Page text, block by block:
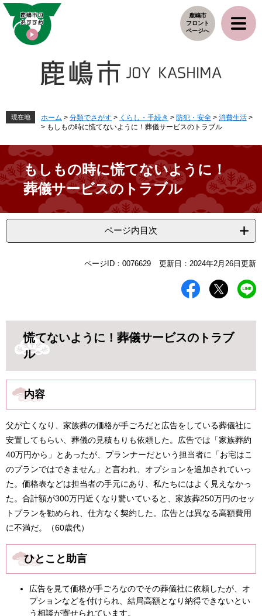
ペ
メ
鹿嶋市
フロント
ページへ
現在地 ホーム > 分類でさがす > くらし・手続き > 防犯・安全 > 消費生活 >
> もしもの時に慌てないように！葬儀サービスのトラブル
もしもの時に慌てないように！
葬儀サービスのトラブル
ページ内目次
ページID：0076629 更新日：2024年2月26日更新
慌てないように！葬儀サービスのトラブ
ル
内容
父が亡くなり、家族葬の価格が手ごろだと広告をしている葬儀社に
安置してもらい、葬儀の見積もりも依頼した。広告では「家族葬約
40万円から」とあったが、プランナーだという担当者に「お宅はこ
のプランではできません」と言われ、オプションを追加されていっ
た。価格表などは担当者の手元にあり、私たちにはよく見えなかっ
た。合計額が300万円近くなり驚いていると、家族葬250万円のセッ
トプランを勧められ、仕方なく契約した。広告とは異なる高額費用
に不満だ。（60歳代）
ひとこと助言
広告を見て価格が手ごろなのでその葬儀社に依頼したが、オ
プションなどを付けられ、結局高額となり納得できないとい
う相談が寄せられています。